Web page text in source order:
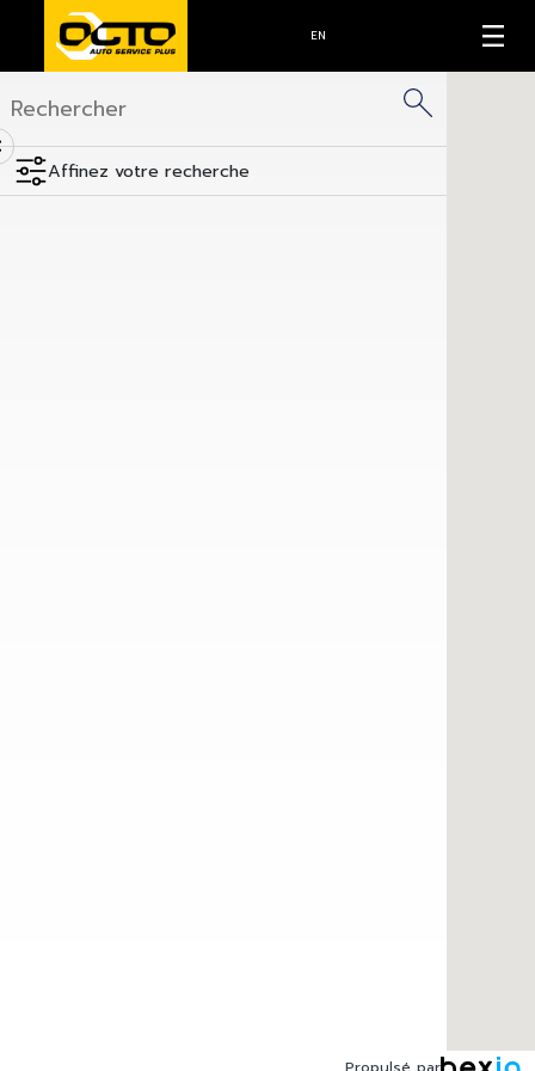
EN
Affinez votre recherche